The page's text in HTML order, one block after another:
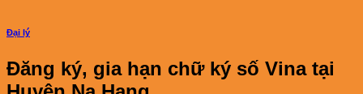
Đại lý
Đăng ký, gia hạn chữ ký số Vina tại